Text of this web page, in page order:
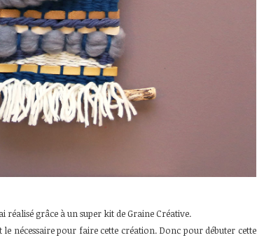
réalisé grâce à un super kit de Graine Créative.
nécessaire pour faire cette création. Donc pour débuter cette